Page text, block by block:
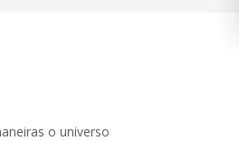
o universo